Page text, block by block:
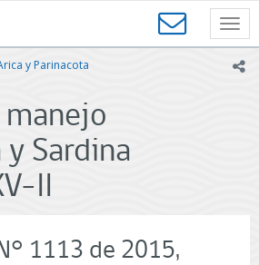
y Parinacota
Sardina
II
1113 de 2015,